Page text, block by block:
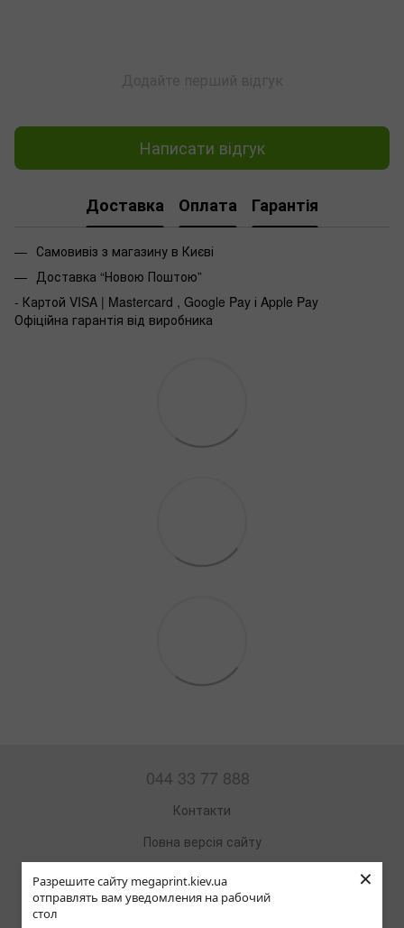
Разрешите сайту megaprint.kiev.ua
отправлять вам уведомления на рабочий
стол
×
Написати відгук
Доставка Оплата Гарантія
Самовивіз з магазину в Києві
Доставка “Новою Поштою”
- Картой VISA | Mastercard , Google Pay і Apple Pay
Офіційна гарантія від виробника
044 33 77 888
Контакти
Повна версія сайту
Мапа сайту
© 2002—2026